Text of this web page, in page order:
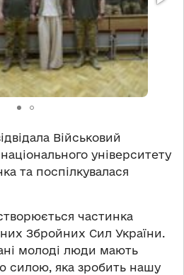
Військовий
університету
та поспілкувалася
частинка
Збройних Сил України.
молоді люди мають
силою, яка зробить нашу